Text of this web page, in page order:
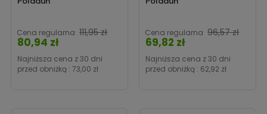
Cena regularna 111,95 zł
80,94 zł
Najniższa cena z 30 dni
przed obniżką : 73,00 zł
Cena regularna 96,57 zł
69,82 zł
Najniższa cena z 30 dni
przed obniżką : 62,92 zł